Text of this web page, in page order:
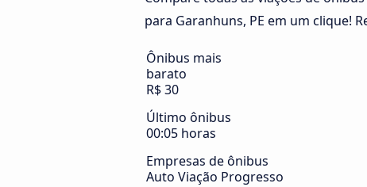
para Garanhuns, PE em um clique!
Ônibus mais
barato
R$ 30
Último ônibus
00:05 horas
Empresas de ônibus
Auto Viação Progresso